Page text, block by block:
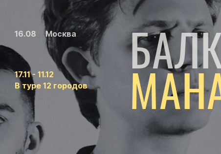
16.08 Москва
17.11 - 11.12
В туре 12 городов